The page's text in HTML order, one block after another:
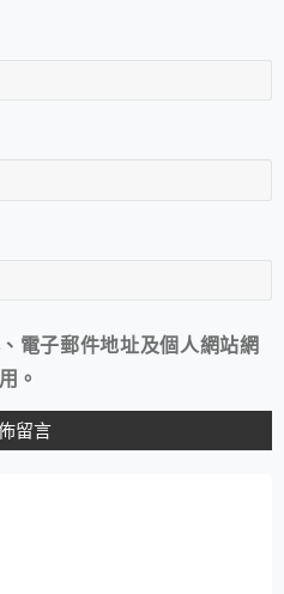
電子郵件地址及個人網站網
。